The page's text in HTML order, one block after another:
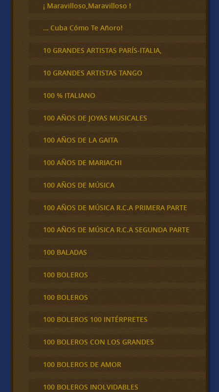
¡ Maravilloso,Maravilloso !
… Cuba Cómo Te Añoro!
10 GRANDES ARTISTAS PARÍS-ITALIA,
10 GRANDES ARTISTAS TANGO
100 % ITALIANO
100 AÑOS DE JOYAS MUSICALES
100 AÑOS DE LA GAITA
100 AÑOS DE MARIACHI
100 AÑOS DE MÚSICA
100 AÑOS DE MÚSICA R.C.A PRIMERA PARTE
100 AÑOS DE MÚSICA R.C.A SEGUNDA PARTE
100 BALADAS
100 BOLEROS
100 BOLEROS
100 BOLEROS 100 INTÉRPRETES
100 BOLEROS CON LOS GRANDES
100 BOLEROS DE AMOR
100 BOLEROS INOLVIDABLES